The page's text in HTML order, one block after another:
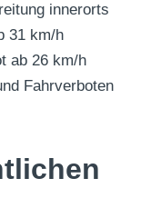
innerorts
31 km/h
ab 26 km/h
Fahrverboten